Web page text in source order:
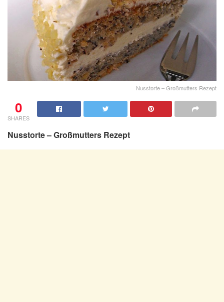
Nusstorte – Großmutters Rezept
0
SHARES
Nusstorte – Großmutters Rezept